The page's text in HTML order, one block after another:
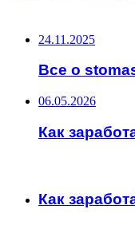
24.11.2025
Все о
06.05.2026
Как
Как